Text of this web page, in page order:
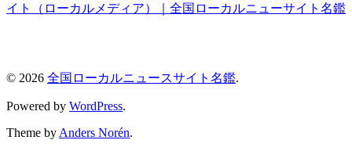
イト（ローカルメディア）｜全国ローカルニューサイト名鑑
© 2026 全国ローカルニュースサイト名鑑.
Powered by WordPress.
Theme by Anders Norén.